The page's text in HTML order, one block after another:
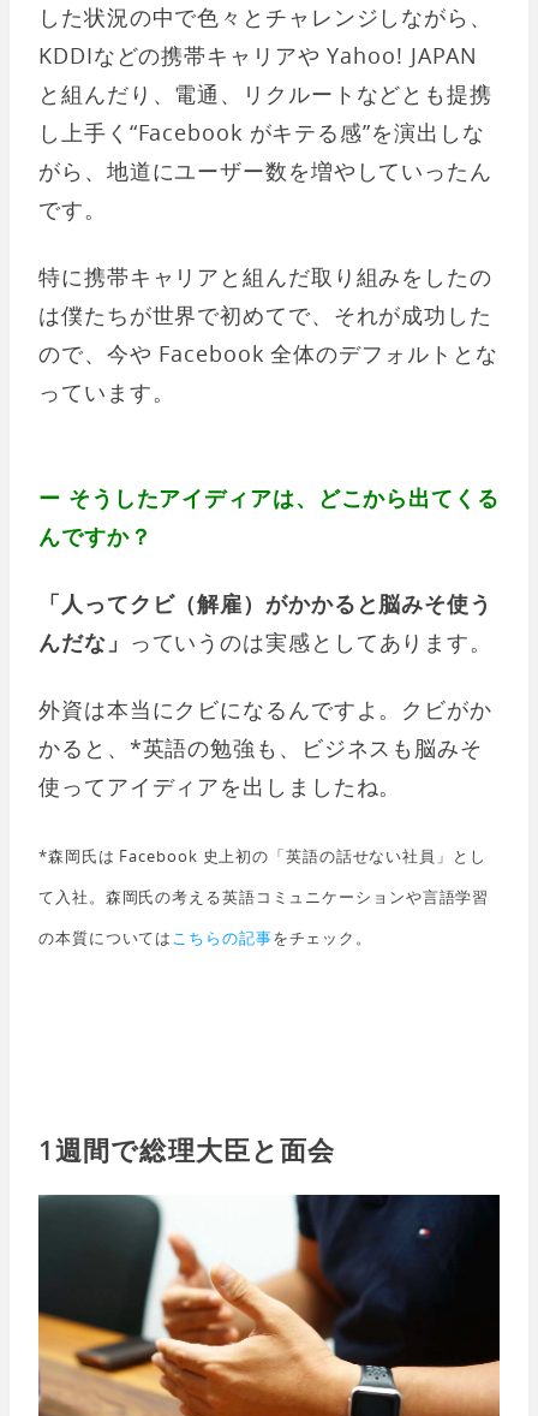
した状況の中で色々とチャレンジしながら、
KDDIなどの携帯キャリアや Yahoo! JAPAN
と組んだり、電通、リクルートなどとも提携
し上手く“Facebook がキテる感”を演出しな
がら、地道にユーザー数を増やしていったん
です。
特に携帯キャリアと組んだ取り組みをしたの
は僕たちが世界で初めてで、それが成功した
ので、今や Facebook 全体のデフォルトとな
っています。
ー そうしたアイディアは、どこから出てくる
んですか？
「人ってクビ（解雇）がかかると脳みそ使う
んだな」 っていうのは実感としてあります。
外資は本当にクビになるんですよ。クビがか
かると、*英語の勉強も、ビジネスも脳みそ
使ってアイディアを出しましたね。
*森岡氏は Facebook 史上初の「英語の話せない社員」とし
て入社。森岡氏の考える英語コミュニケーションや言語学習
の本質についてはこちらの記事をチェック。
1週間で総理大臣と面会